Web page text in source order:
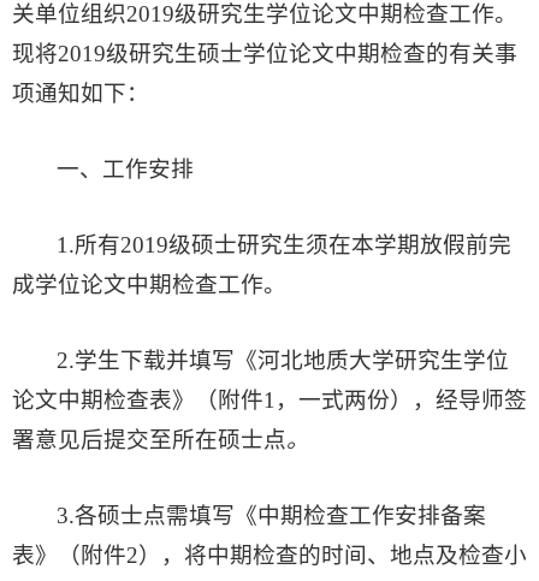
关单位组织2019级研究生学位论文中期检查工作。
现将2019级研究生硕士学位论文中期检查的有关事
项通知如下：
一、 工作安排
1.所有2019级硕士研究生须在本学期放假前完
成学位论文中期检查工作。
2.学生下载并填写《河北地质大学研究生学位
论文中期检查表》（附件1，一式两份），经导师签
署意见后提交至所在硕士点。
3.各硕士点需填写《中期检查工作安排备案
表》（附件2），将中期检查的时间、地点及检查小